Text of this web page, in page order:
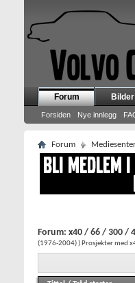
Forum
Forsiden Nye innlegg
Bilder
Forum
Forum: x40 / 66 / 300 /
(1976-2004) ) Prosjekter med